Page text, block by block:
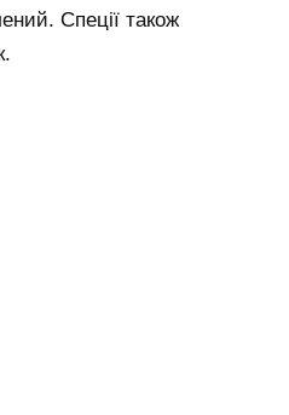
Спеції також